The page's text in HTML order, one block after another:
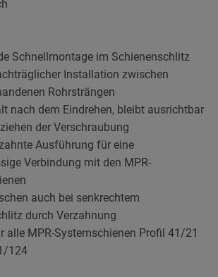
Schnellmontage im Schienenschlitz
Installation zwischen
Rohrsträngen
nach dem Eindrehen, bleibt ausrichtbar
der Verschraubung
Ausführung für eine
Verbindung mit den MPR-
auch bei senkrechtem
durch Verzahnung
alle MPR-Systemschienen Profil 41/21
124